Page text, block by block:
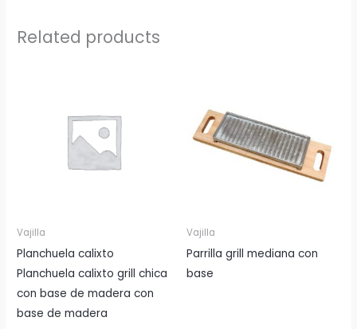
Related products
Vajilla
Planchuela calixto
Planchuela calixto grill chica
con base de madera con
base de madera
Vajilla
Parrilla grill mediana con
base